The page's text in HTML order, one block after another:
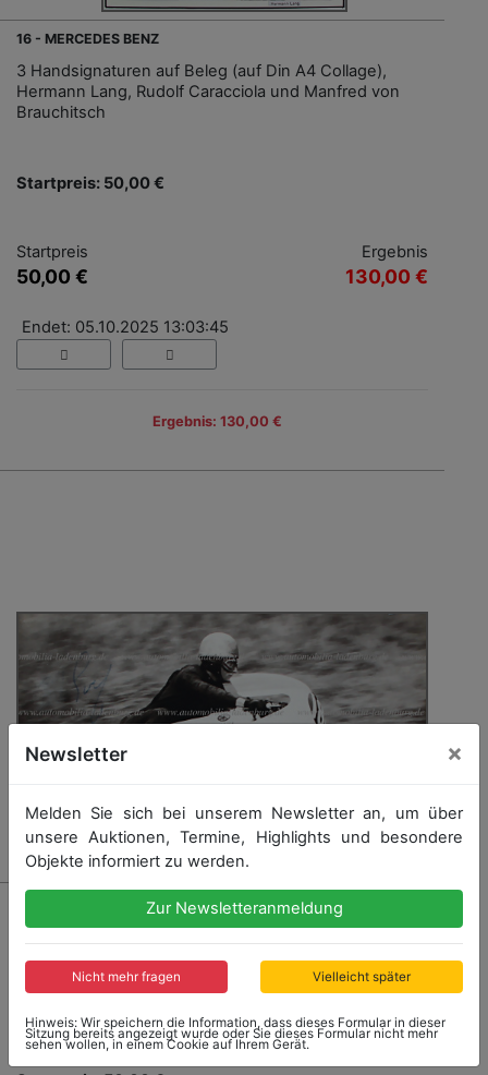
16 - MERCEDES BENZ
3 Handsignaturen auf Beleg (auf Din A4 Collage),
Hermann Lang, Rudolf Caracciola und Manfred von
Brauchitsch
Startpreis: 50,00 €
Startpreis
50,00 €
Ergebnis
130,00 €
Endet: 05.10.2025 13:03:45
Ergebnis: 130,00 €
handsignierte s/w Aufnahme, Bill Ivy auf Yamaha,
Newsletter ×
Melden Sie sich bei unserem Newsletter an, um über
unsere Auktionen, Termine, Highlights und besondere
Objekte informiert zu werden.
Zur Newsletteranmeldung
Nicht mehr fragen Vielleicht später
Hinweis: Wir speichern die Information, dass dieses Formular in dieser
Sitzung bereits angezeigt wurde oder Sie dieses Formular nicht mehr
sehen wollen, in einem Cookie auf Ihrem Gerät.